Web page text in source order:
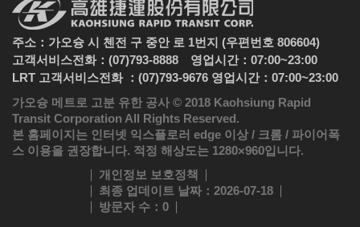
주소：가오슝 시 첸전 구 중안 로 1번지 (우편번호 806604)
고객서비스전화：(07)793-8888 영업시간：07:00~23:00
LRT 고객서비스전화 ：(07)793-9676 영업시간：07:00~23:00
가오슝 메트로 고분 유한 공사 © 2018 Kaohsiung Rapid
Transit Corporation All Rights Reserved.
본 홈페이지는 인터넷 익스플로러 edge 이상 / 크롬 / 파이어폭
스 이용을 권장합니다. 적정 해상도는 1280×960입니다.
개인정보 보호정책
최종 업데이트 날짜 ：2026-07-18
방문자 수 ：0